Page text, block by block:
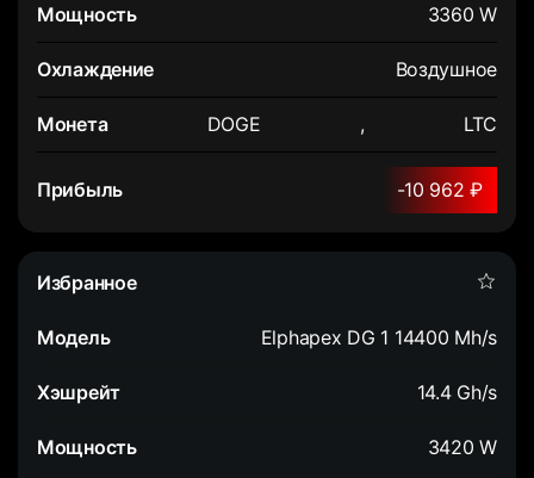
3360 W
Воздушное
DOGE , LTC
-10 962 ₽
Elphapex DG 1 14400 Mh/s
14.4 Gh/s
3420 W